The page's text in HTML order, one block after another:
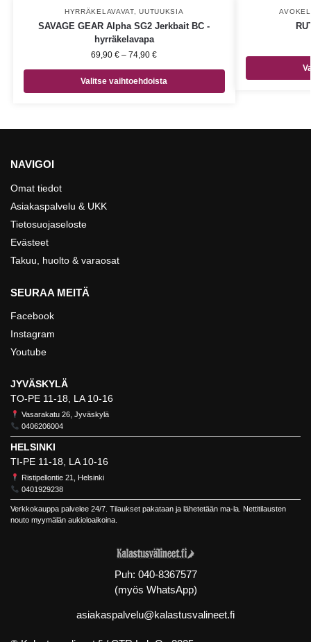
HYRRÄKELAVAVAT,UUTUUKSIA
SAVAGE GEAR Alpha SG2 Jerkbait BC -
hyrräkelavapa
69,90€ – 74,90€
Valitse vaihtoehdoista
NAVIGOI
Omat tiedot
Asiakaspalvelu & UKK
Tietosuojaseloste
Evästeet
Takuu, huolto & varaosat
SEURAA MEITÄ
Facebook
Instagram
Youtube
JYVÄSKYLÄ
TO-PE 11-18, LA 10-16
Vasarakatu 26, Jyväskylä
0406206004
HELSINKI
TI-PE 11-18, LA 10-16
Ristipellontie 21, Helsinki
0401929238
Verkkokauppa palvelee 24/7. Tilaukset pakataan ja lähetetään ma-la. Nettitilausten
nouto myymälän aukioloaikoina.
Puh: 040-8367577
(myös WhatsApp)
asiakaspalvelu@kalastusvalineet.fi